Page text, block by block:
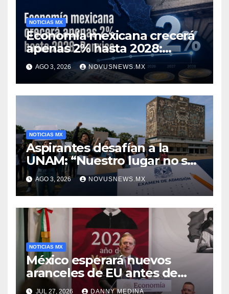
NOTICIAS MX
Economía mexicana crecerá
apenas 2% hasta 2028:
Banxico
AGO 3, 2026 NOVUSNEWS.MX
NOTICIAS MX
Aspirantes desafían a la
UNAM: “Nuestro lugar no se
negocia”
AGO 3, 2026 NOVUSNEWS.MX
NOTICIAS MX
México esperará nuevos
aranceles de EU antes de
volver a negociar el T-MEC:
JUL 27, 2026 DANNY MEDINA